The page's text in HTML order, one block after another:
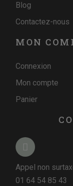
Blog
Contactez-nous
MON
Connexion
Mon compte
Panier
Appel non
01 64 54 85 43